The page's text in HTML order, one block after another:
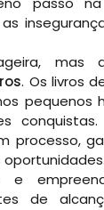
mas
. Os livros
pequenos
processo,
oportunidades.
e
de